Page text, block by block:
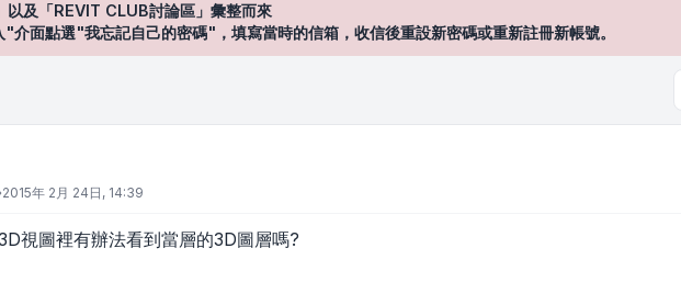
及「REVIT CLUB討論區」彙整而來
面點選"我忘記自己的密碼"，填寫當時的信箱，收信後重設新密碼或重新註冊新帳號。
2015年 2月 24日, 14:39
視圖裡有辦法看到當層的3D圖層嗎?